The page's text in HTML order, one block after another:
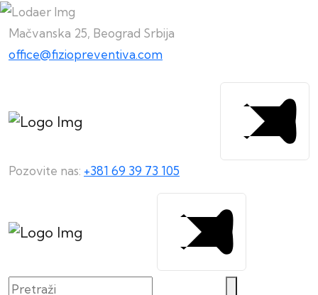
Mačvanska 25, Beograd Srbija
office@fiziopreventiva.com
Pozovite nas: +381 69 39 73 105